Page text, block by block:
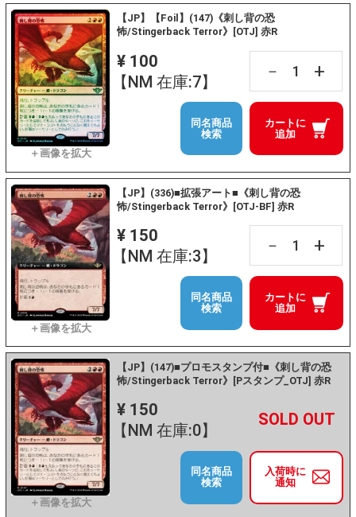
【JP】【Foil】(147)《刺し背の恐
怖/Stingerback Terror》[OTJ] 赤R
¥ 100
【NM 在庫:7】
－ +
カートに
追加
同名商品
検索
【JP】(336)■拡張アート■《刺し背の恐
怖/Stingerback Terror》[OTJ-BF] 赤R
¥ 150
【NM 在庫:3】
－ +
カートに
追加
同名商品
検索
【JP】(147)■プロモスタンプ付■《刺し背の恐
怖/Stingerback Terror》[Pスタンプ_OTJ] 赤R
¥ 150
【NM 在庫:0】
－ +
入荷時に
通知
同名商品
検索